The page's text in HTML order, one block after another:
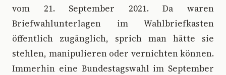
vom 21. September 2021. Da waren
Briefwahlunterlagen im Wahlbriefkasten
öffentlich zugänglich, sprich man hätte sie
stehlen, manipulieren oder vernichten können.
Immerhin eine Bundestagswahl im September